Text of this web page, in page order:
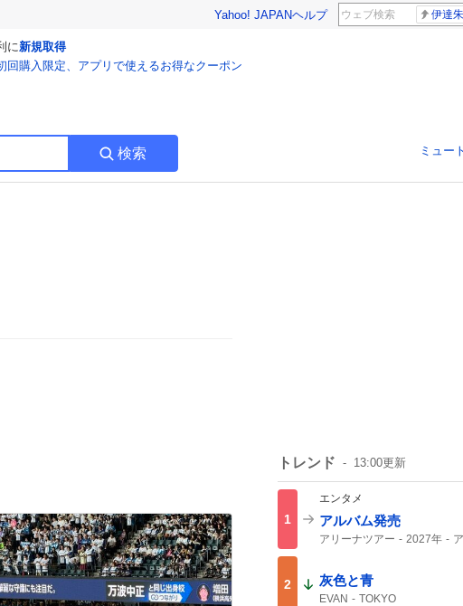
Yahoo! JAPANヘルプ 伊達
に新規取得
回購入限定、アプリで使えるお得なクーポン
検索 ミュー
トレンド 13:00更新
1
エンタメ
アルバム発売
アリーナツアー 2027年
2 灰色と青
EVAN TOKYO